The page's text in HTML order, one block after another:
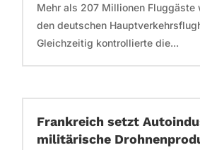
Mehr als 207 Millionen Fluggäste
den deutschen
Gleichzeitig kontrollierte die...
Frankreich setzt
militärische